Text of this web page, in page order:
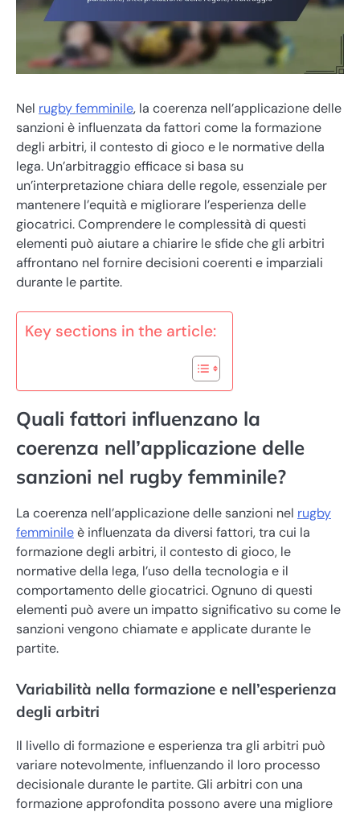
Nel rugby femminile, la coerenza nell’applicazione delle
sanzioni è influenzata da fattori come la formazione
degli arbitri, il contesto di gioco e le normative della
lega. Un’arbitraggio efficace si basa su
un’interpretazione chiara delle regole, essenziale per
mantenere l’equità e migliorare l’esperienza delle
giocatrici. Comprendere le complessità di questi
elementi può aiutare a chiarire le sfide che gli arbitri
affrontano nel fornire decisioni coerenti e imparziali
durante le partite.
Key sections in the article:
Quali fattori influenzano la
coerenza nell’applicazione delle
sanzioni nel rugby femminile?
La coerenza nell’applicazione delle sanzioni nel rugby
femminileè influenzata da diversi fattori, tra cui la
formazione degli arbitri, il contesto di gioco, le
normative della lega, l’uso della tecnologia e il
comportamento delle giocatrici. Ognuno di questi
elementi può avere un impatto significativo su come le
sanzioni vengono chiamate e applicate durante le
partite.
Variabilità nella formazione e nell’esperienza
degli arbitri
Il livello di formazione e esperienza tra gli arbitri può
variare notevolmente, influenzando il loro processo
decisionale durante le partite. Gli arbitri con una
formazione approfondita possono avere una migliore